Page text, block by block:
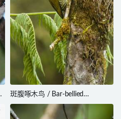
斑腹啄木鸟 / Bar-bellied
Woodpecker / Veniliornis
nigriceps